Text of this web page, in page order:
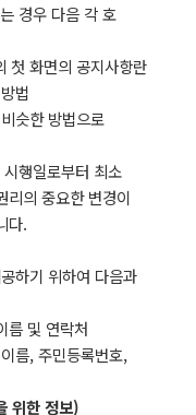
경우 다음 각 호
첫 화면의 공지사항란
법
슷한 방법으로
행일로부터 최소
리의 중요한 변경이
다.
하기 위하여 다음과
름 및 연락처
름, 주민등록번호,
위한 정보)